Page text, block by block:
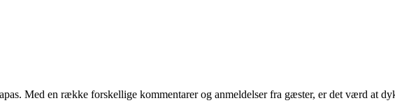
Med en række forskellige kommentarer og anmeldelser fra gæster, er det værd at